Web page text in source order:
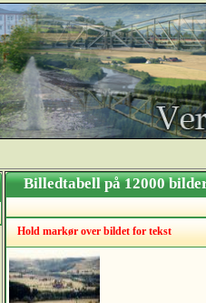
Billedtabell på 12000
Hold markør over bildet for tekst